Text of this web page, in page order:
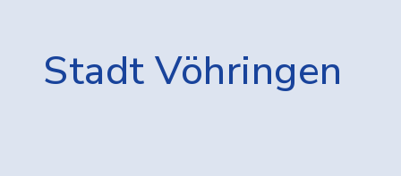
Stadt Vöhringen